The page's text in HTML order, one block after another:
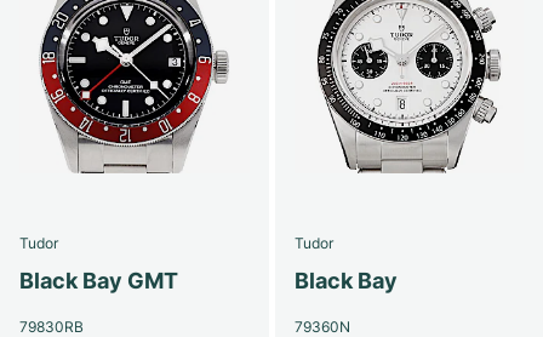
Tudor
Black Bay GMT
79830RB
Tudor
Black Bay
79360N